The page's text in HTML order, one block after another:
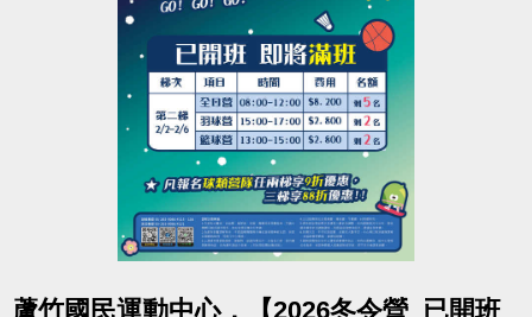
2/22(日)初六 起恢復正常營業時間~
-洽詢專線：03-2639066 #115、116
-官網 :
https://www.lzsports.com.tw/zh_TW/news/pageID/1/
-FB : 桃園市蘆竹國民運動中心
-IG : @luzhusports
蘆竹國民運動中心，【2026冬令營_已開班